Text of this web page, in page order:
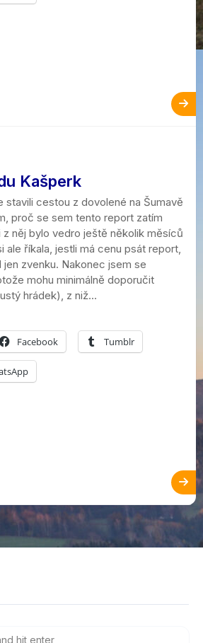
Kašperk
stavili cestou z dovolené na Šumavě
proč se sem tento report zatím
něj bylo vedro ještě několik měsíců
ale říkala, jestli má cenu psát report,
zvenku. Nakonec jsem se
mohu minimálně doporučit
hrádek), z niž...
Facebook Tumblr